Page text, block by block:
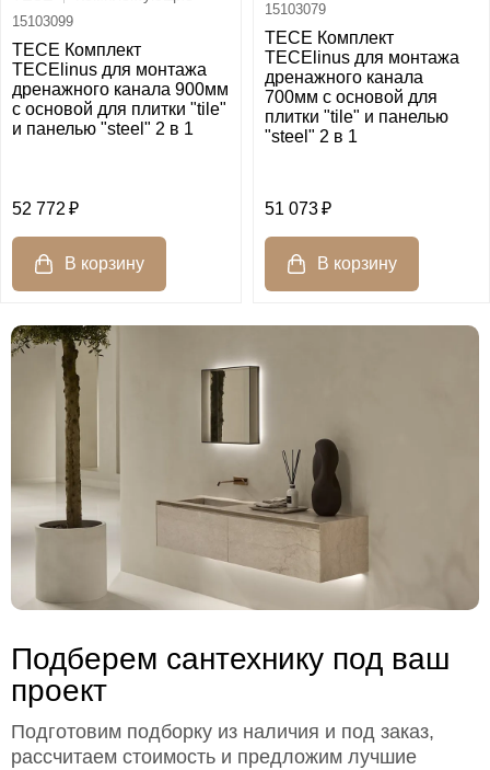
15103099
TECE Комплект
TECElinus для монтажа
дренажного канала 900мм
с основой для плитки "tile"
и панелью "steel" 2 в 1
52 772
15103079
TECE Комплект
TECElinus для монтажа
дренажного канала
700мм с основой для
плитки "tile" и панелью
"steel" 2 в 1
51 073
Подберем сантехнику под ваш
проект
Подготовим подборку из наличия и под заказ,
рассчитаем стоимость и предложим лучшие